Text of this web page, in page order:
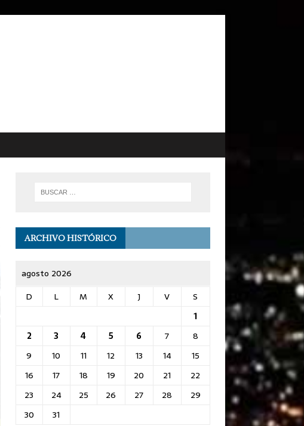
ARCHIVO HISTÓRICO
agosto 2026
D
L M X J V
S
1
2
3 4 5 6 7
8
9
10 11 12 13 14
15
16
17 18 19 20 21
22
23
24 25 26 27 28
29
30
31